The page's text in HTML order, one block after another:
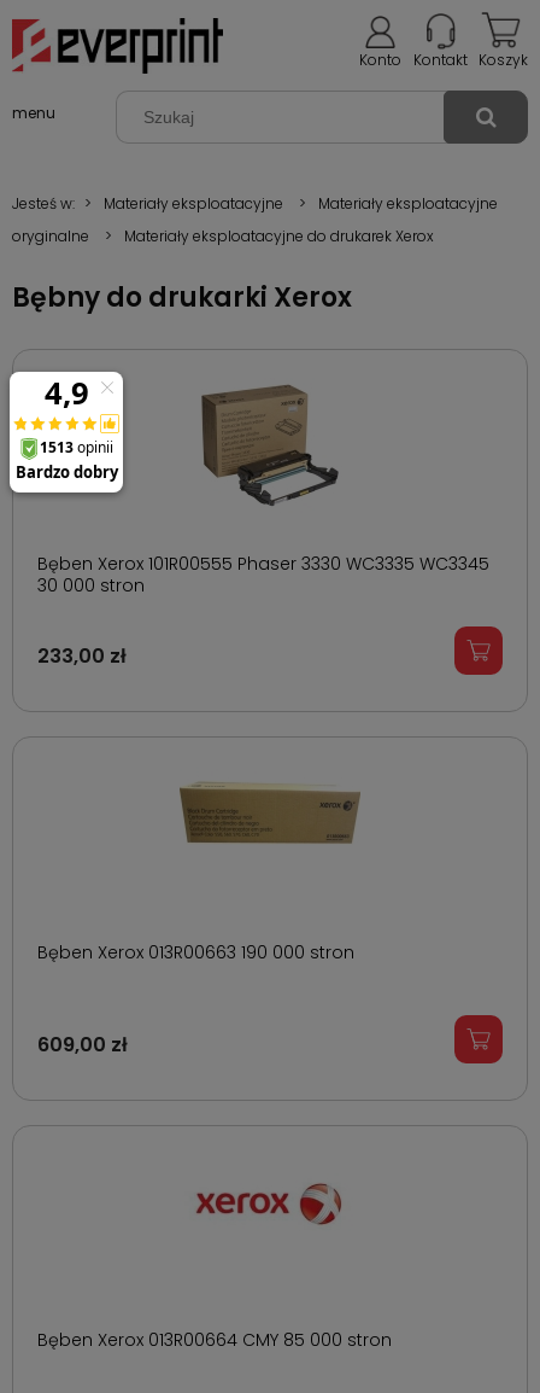
Koszyk
Kontakt
Konto
menu
Jesteś w: > Materiały eksploatacyjne >
Materiały eksploatacyjne
oryginalne
> Materiały eksploatacyjne do drukarek Xerox
Bębny do drukarki Xerox
Bęben Xerox 101R00555 Phaser 3330 WC3335 WC3345
30 000 stron
233,00 zł
Bęben Xerox 013R00663 190 000 stron
609,00 zł
Bęben Xerox 013R00664 CMY 85 000 stron